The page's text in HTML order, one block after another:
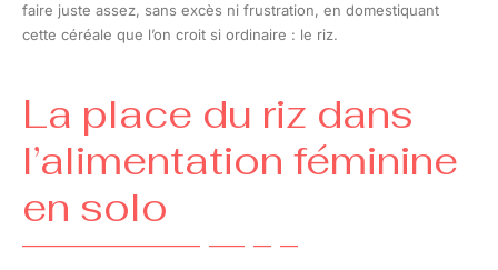
faire juste assez, sans excès ni frustration, en domestiquant
cette céréale que l’on croit si ordinaire : le riz.
La place du riz dans
l’alimentation féminine
en solo